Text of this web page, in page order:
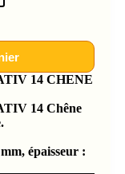
14 CHENE
14 Chêne
épaisseur :